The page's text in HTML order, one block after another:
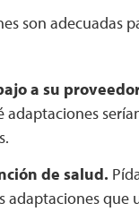
son adecuadas
a su
de salud.
adaptaciones que